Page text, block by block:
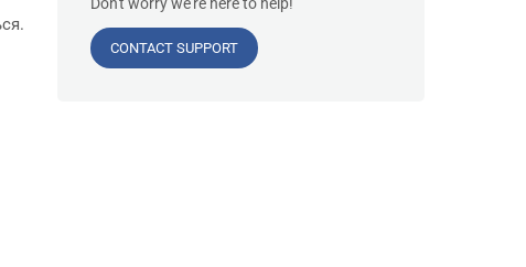
CONTACT SUPPORT